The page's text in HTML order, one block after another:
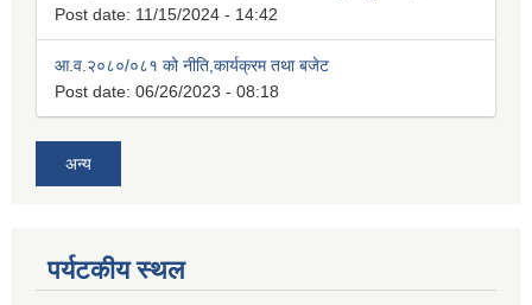
Post date: 11/15/2024 - 14:42
आ.व.२०८०/०८१ को नीति,कार्यक्रम तथा बजेट
Post date: 06/26/2023 - 08:18
अन्य
पर्यटकीय स्थल